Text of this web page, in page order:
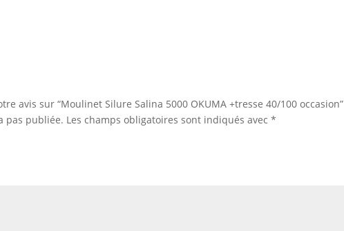
avis sur “Moulinet Silure Salina 5000 OKUMA +tresse 40/100 occasion”
pas publiée. Les champs obligatoires sont indiqués avec *